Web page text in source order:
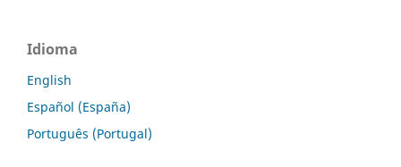
Idioma
English
Español (España)
Português (Portugal)